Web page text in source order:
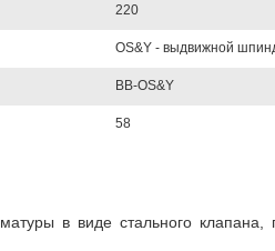
220
OS&Y - выдвижной
BB-OS&Y
58
в виде стального клапана,